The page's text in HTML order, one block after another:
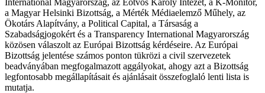
a Magyar Helsinki Bizottság, a Mérték Médiaelemző Műhely, az
Ökotárs Alapítvány, a Political Capital, a Társaság a
Szabadságjogokért és a Transparency International Magyarország
közösen válaszolt az Európai Bizottság kérdéseire. Az Európai
Bizottság jelentése számos ponton tükrözi a civil szervezetek
beadványában megfogalmazott aggályokat, ahogy azt a Bizottság
legfontosabb megállapításait és ajánlásait összefoglaló lenti lista is
mutatja.